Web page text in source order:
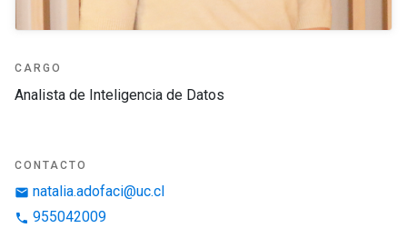
CARGO
Analista de Inteligencia de Datos
CONTACTO
email natalia.adofaci@uc.cl
phone 955042009